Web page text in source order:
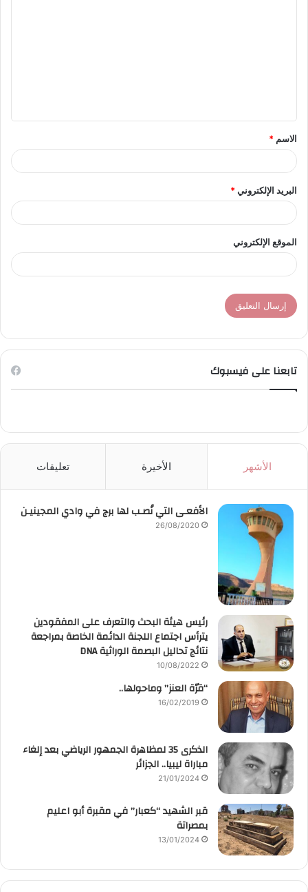
ق
*
الاسم *
البريد الإلكتروني*
الموقع الإلكتروني
تابعنا على فيسبوك
الأشهر الأخيرة تعليقات
الأفعـى التي نُصـب لها برج في وادي المجينيـن
26/08/2020
رئيس هيئة البحث والتعرف على المفقودين
يترأس اجتماع اللجنة الدائمة الخاصة بمراجعة
نتائج تحاليل البصمة الوراثية DNA
10/08/2022
“قرّة العنز” وماحولها..
16/02/2019
الذكرى 35 لمظاهرة الجمهور الرياضي بعد إلغاء
مباراة ليبيا.. الجزائر
21/01/2024
قبر الشهيد “كعبار” في مقبرة أبو اعليم
بمصراتة
13/01/2024